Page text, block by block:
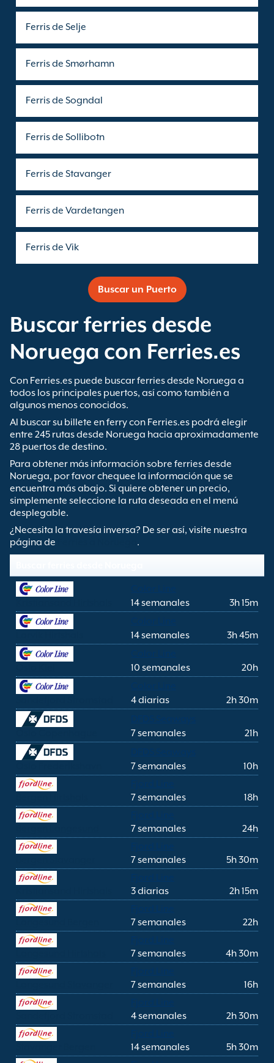
Ferris de Selje
Ferris de Smørhamn
Ferris de Sogndal
Ferris de Sollibotn
Ferris de Stavanger
Ferris de Vardetangen
Ferris de Vik
Buscar un Puerto
Buscar ferries desde
Noruega con Ferries.es
Con Ferries.es puede buscar ferries desde Noruega a
todos los principales puertos, así como también a
algunos menos conocidos.
Al buscar su billete en ferry con Ferries.es podrá elegir
entre 245 rutas desde Noruega hacia aproximadamente
28 puertos de destino.
Para obtener más información sobre ferries desde
Noruega, por favor chequee la información que se
encuentra más abajo. Si quiere obtener un precio,
simplemente seleccione la ruta deseada en el menú
desplegable.
¿Necesita la travesía inversa? De ser así, visite nuestra
página de
.
14 semanales
3h 15m
14 semanales
3h 45m
10 semanales
20h
4 diarias
2h 30m
7 semanales
21h
7 semanales
10h
7 semanales
18h
7 semanales
24h
7 semanales
5h 30m
3 diarias
2h 15m
7 semanales
22h
7 semanales
4h 30m
7 semanales
16h
4 semanales
2h 30m
14 semanales
5h 30m